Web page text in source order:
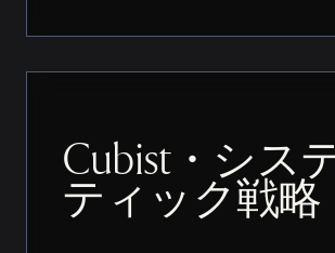
Cubist・シス
ティック戦略